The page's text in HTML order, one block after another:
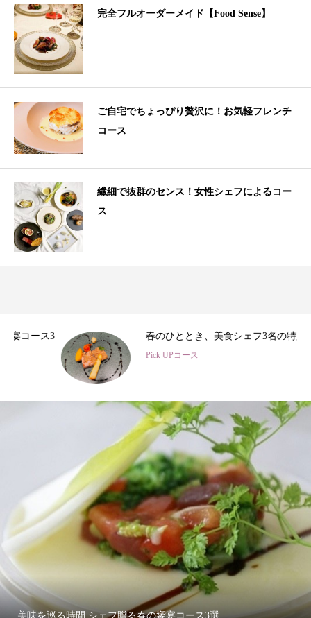
完全フルオーダーメイド【Food Sense】
ご自宅でちょっぴり贅沢に！お気軽フレンチ
コース
繊細で抜群のセンス！女性シェフによるコー
ス
春のひととき、美食シェフ3名の特別コース
Pick UPコース
美味を巡る時間 シェフ贈る春の饗宴コース3選